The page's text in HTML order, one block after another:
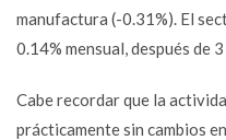
manufactura (-0.31%). El
0.14% mensual, después de
Cabe recordar que la
prácticamente sin cambios